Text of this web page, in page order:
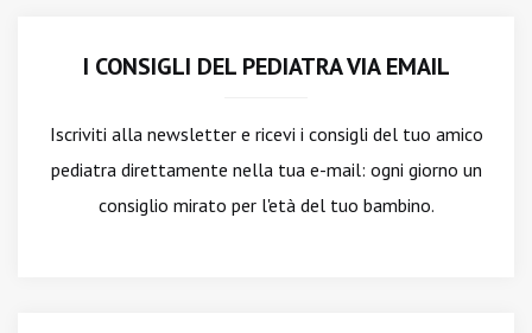
I CONSIGLI DEL PEDIATRA VIA EMAIL
Iscriviti alla newslettere ricevi i consigli del tuo amico
pediatra direttamente nella tua e-mail: ogni giorno un
consiglio mirato per l'età del tuo bambino.